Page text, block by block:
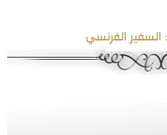
السفير الفرنسي